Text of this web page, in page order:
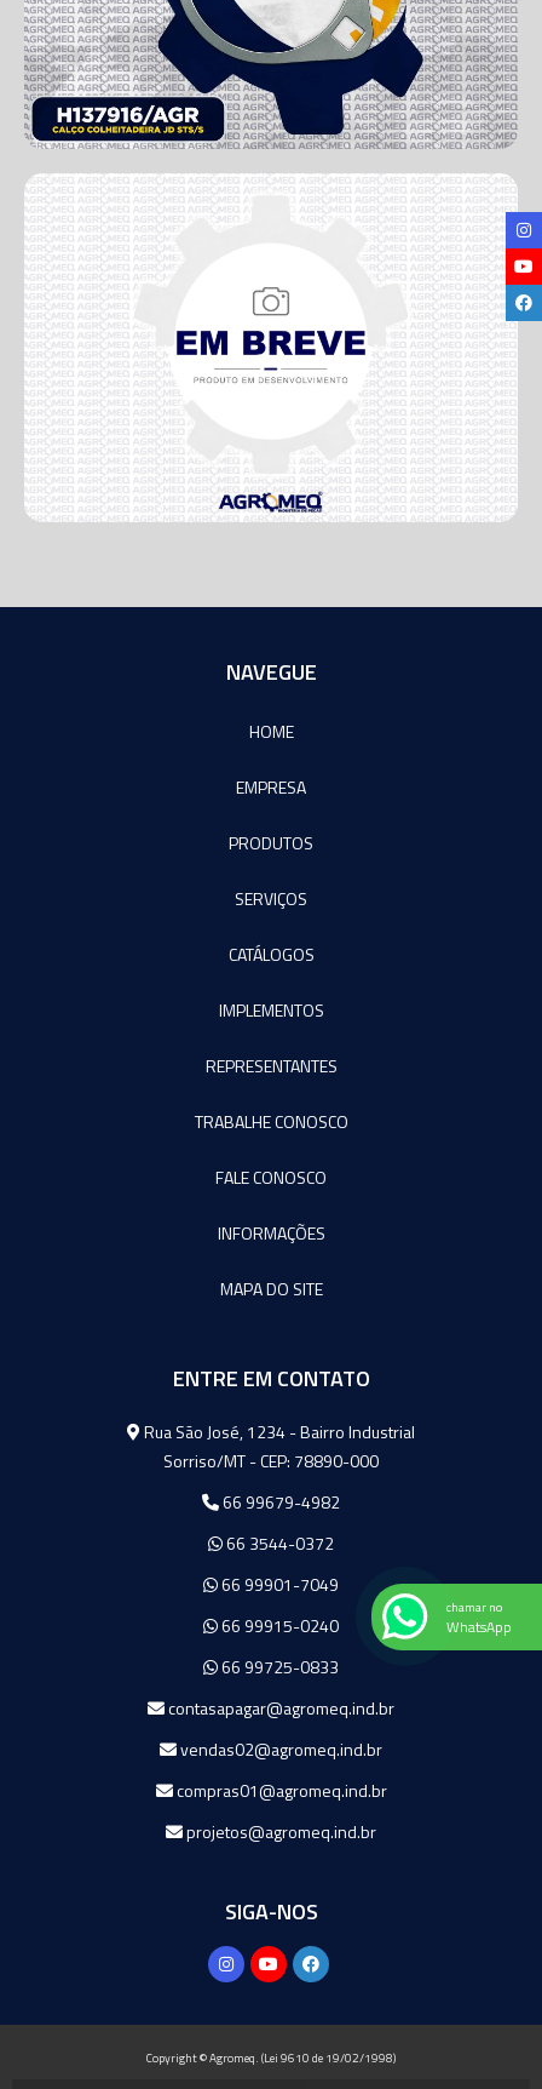
NAVEGUE
HOME
EMPRESA
PRODUTOS
SERVIÇOS
CATÁLOGOS
IMPLEMENTOS
REPRESENTANTES
TRABALHE CONOSCO
FALE CONOSCO
INFORMAÇÕES
MAPA DO SITE
ENTRE EM CONTATO
Agromeq
Rua São José, 1234 - Bairro Industrial
Sorriso/MT - CEP: 78890-000
66 99679-4982
66 3544-0372
66 99901-7049
66 99915-0240
66 99725-0833
contasapagar@agromeq.ind.br
vendas02@agromeq.ind.br
compras01@agromeq.ind.br
projetos@agromeq.ind.br
SIGA-NOS
Copyright © Agromeq. (Lei 9610 de 19/02/1998)
chamar no
WhatsApp